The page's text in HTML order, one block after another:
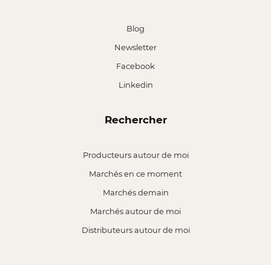
Blog
Newsletter
Facebook
Linkedin
Rechercher
Producteurs autour de moi
Marchés en ce moment
Marchés demain
Marchés autour de moi
Distributeurs autour de moi